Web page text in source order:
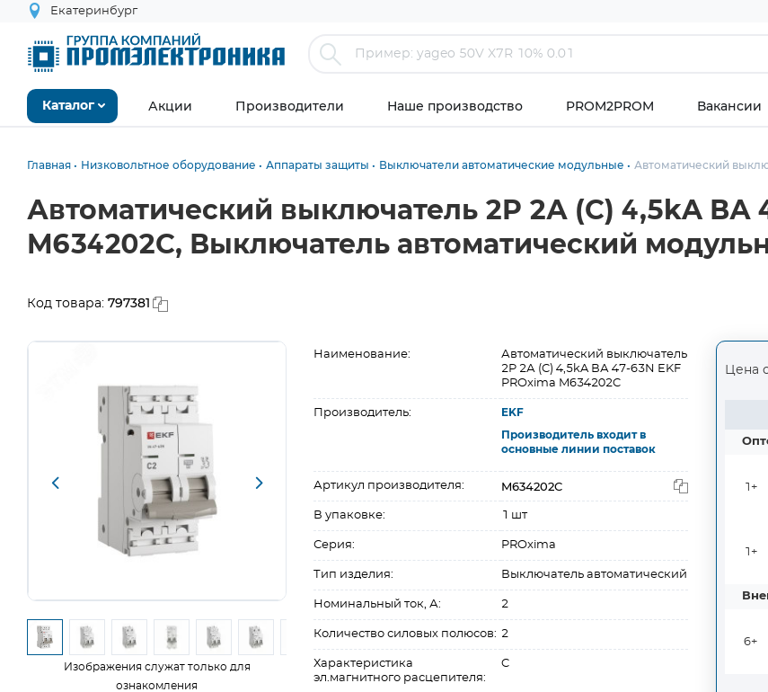
Екатеринбург
Каталог Акции Производители Наше производство PROM2PROM Вакансии
Главная Низковольтное оборудование Аппараты защиты Выключатели автоматические модульные Автоматический
Автоматический выключатель 2P 2А (C) 4,5kA ВА
M634202C, Выключатель автоматический
Код товара: 797381
Изображения служат только для
ознакомления
Наименование:
Автоматический выключатель
2P 2А (C) 4,5kA ВА 47-63N EKF
PROxima M634202C
Производитель: EKF
Производитель входит в
основные линии поставок
Артикул производителя: M634202C
В упаковке: 1 шт
Серия: PROxima
Тип изделия: Выключатель автоматический
Номинальный ток, А: 2
Количество силовых полюсов: 2
Характеристика
эл.магнитного расцепителя:
C
Цена
1+
1+
6+